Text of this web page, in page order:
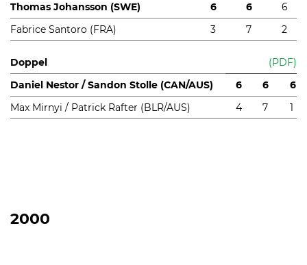
Thomas Johansson (SWE)
6 6
6
Fabrice Santoro (FRA)
3 7 2
Doppel
(PDF)
Daniel Nestor / Sandon Stolle (CAN/AUS)
6 6
6
Max Mirnyi / Patrick Rafter (BLR/AUS)
4 7 1
2000